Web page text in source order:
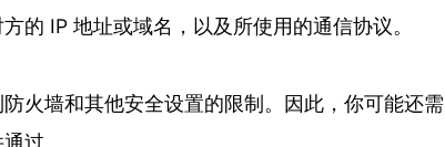
的 IP 地址或域名，以及所使用的通信协议。
火墙和其他安全设置的限制。因此，你可能还需
过。